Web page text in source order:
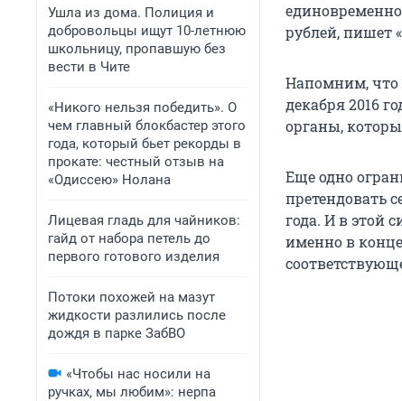
Ушла из дома. Полиция и
добровольцы ищут 10-летнюю
школьницу, пропавшую без
вести в Чите
«Никого нельзя победить». О
чем главный блокбастер этого
года, который бьет рекорды в
прокате: честный отзыв на
«Одиссею» Нолана
Лицевая гладь для чайников:
гайд от набора петель до
первого готового изделия
Потоки похожей на мазут
жидкости разлились после
дождя в парке ЗабВО
«Чтобы нас носили на
ручках, мы любим»: нерпа
рублей, пишет
Напомним, что
декабря 2016
органы,
Еще одно
претендовать
года. И в этой
именно в